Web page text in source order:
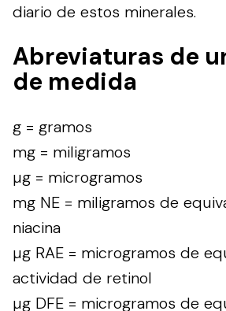
diario de estos minerales.
Abreviaturas de
de medida
g = gramos
mg = miligramos
µg = microgramos
mg NE = miligramos de
niacina
µg RAE = microgramos de
actividad de retinol
µg DFE = microgramos de